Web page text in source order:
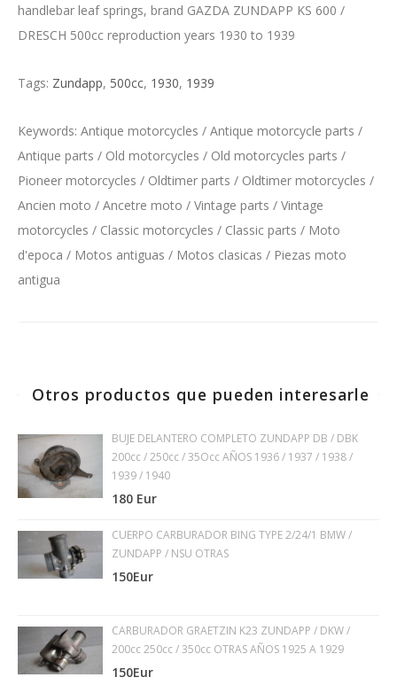
handlebar leaf springs, brand GAZDA ZUNDAPP KS 600 /
DRESCH 500cc reproduction years 1930 to 1939
Tags: Zundapp, 500cc, 1930, 1939
Keywords: Antique motorcycles / Antique motorcycle parts /
Antique parts / Old motorcycles / Old motorcycles parts /
Pioneer motorcycles / Oldtimer parts / Oldtimer motorcycles /
Ancien moto / Ancetre moto / Vintage parts / Vintage
motorcycles / Classic motorcycles / Classic parts / Moto
d'epoca / Motos antiguas / Motos clasicas / Piezas moto
antigua
Otros productos que pueden interesarle
BUJE DELANTERO COMPLETO ZUNDAPP DB / DBK
200cc / 250cc / 35Occ AÑOS 1936 / 1937 / 1938 /
1939 / 1940
180 Eur
CUERPO CARBURADOR BING TYPE 2/24/1 BMW /
ZUNDAPP / NSU OTRAS
150Eur
CARBURADOR GRAETZIN K23 ZUNDAPP / DKW /
200cc 250cc / 350cc OTRAS AÑOS 1925 A 1929
150Eur